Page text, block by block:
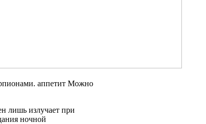
аппетит Можно
лишь излучает при
ночной